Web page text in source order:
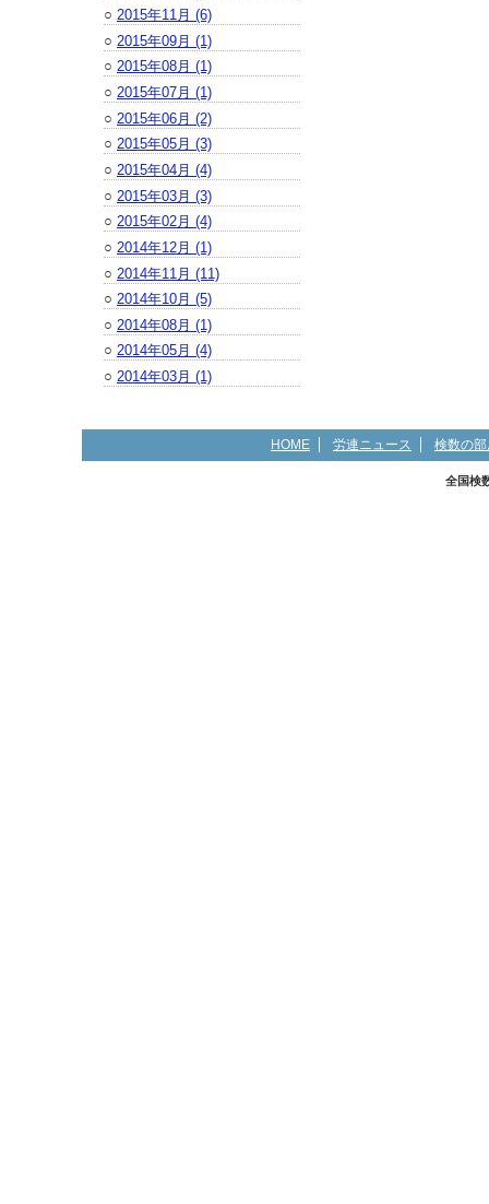
○ 2015年11月 (6)
○ 2015年09月 (1)
○ 2015年08月 (1)
○ 2015年07月 (1)
○ 2015年06月 (2)
○ 2015年05月 (3)
○ 2015年04月 (4)
○ 2015年03月 (3)
○ 2015年02月 (4)
○ 2014年12月 (1)
○ 2014年11月 (11)
○ 2014年10月 (5)
○ 2014年08月 (1)
○ 2014年05月 (4)
○ 2014年03月 (1)
HOME 労連ニュース 検数の
全国検